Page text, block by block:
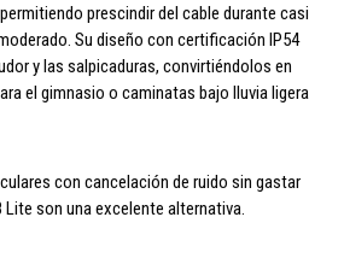
prescindir del cable durante casi
Su diseño con certificación IP54
y las salpicaduras, convirtiéndolos en
el gimnasio o caminatas bajo lluvia ligera
con cancelación de ruido sin gastar
Lite son una excelente alternativa.